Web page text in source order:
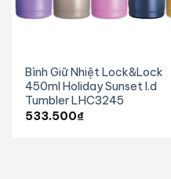
Bình Giữ Nhiệt Lock&Lock
450ml Holiday Sunset I.d
Tumbler LHC3245
533.500₫